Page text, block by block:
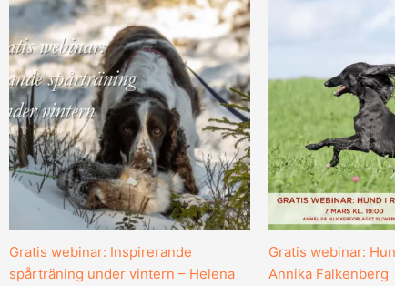
Gratis webinar: Inspirerande
spårträning under vintern – Helena
Gratis webinar:
Annika Falkenberg